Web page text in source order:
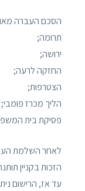
הסכם העברה
תרומה;
ירושה;
החזקה לרעה;
הצטרפות;
הליך מכרז פומבי;
פסיקת בית
לאחר השלמת
הזכות בקניין
עד אז, הרישום